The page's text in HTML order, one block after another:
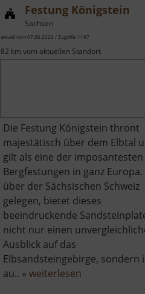
Festung Königstein
Sachsen
aktuell vom 07.06.2026 / Zugriffe: 1197
82 km vom aktuellen Standort
Die Festung Königstein thront
majestätisch über dem Elbtal
gilt als eine der imposantesten
Bergfestungen in ganz
über der Sächsischen Schweiz
gelegen, bietet dieses
beeindruckende
nicht nur einen
Ausblick auf das
Elbsandsteingebirge, sondern
au.. » weiterlesen